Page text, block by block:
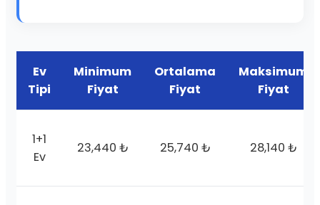
Ev
Tipi
Minimum
Fiyat
Ortalama
Fiyat
Maksimum
Fiyat
1+1
Ev
23,440 ₺ 25,740 ₺ 28,140 ₺